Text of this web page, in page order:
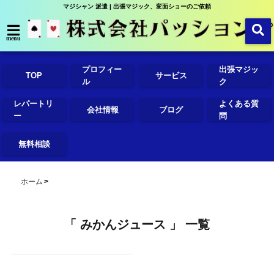
マジシャン 派遣 | 出張マジック、変面ショーのご依頼
menu
TOP
プロフィー
ル
サービス
出張マジッ
ク
レパートリ
ー
会社情報 ブログ
よくある質
問
無料相談
ホーム
「 みかんジュース 」 一覧